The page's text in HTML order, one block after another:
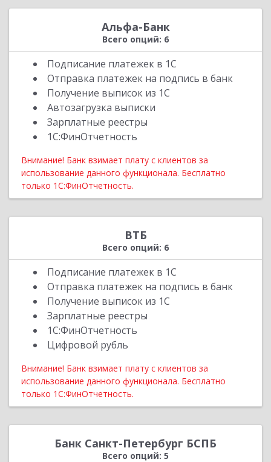
Альфа-Банк
Всего опций: 6
Подписание платежек в 1С
Отправка платежек на подпись в банк
Получение выписок из 1С
Автозагрузка выписки
Зарплатные реестры
1С:ФинОтчетность
Внимание! Банк взимает плату с клиентов за
использование данного функционала. Бесплатно
только 1С:ФинОтчетность.
ВТБ
Всего опций: 6
Подписание платежек в 1С
Отправка платежек на подпись в банк
Получение выписок из 1С
Зарплатные реестры
1С:ФинОтчетность
Цифровой рубль
Внимание! Банк взимает плату с клиентов за
использование данного функционала. Бесплатно
только 1С:ФинОтчетность.
Банк Санкт-Петербург БСПБ
Всего опций: 5